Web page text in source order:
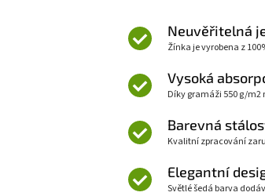
Neuvěřitelná
Žínka je vyrobena z
Vysoká
Díky gramáži 550 g/m2
Barevná
Kvalitní zpracování
Elegantní
Světlé šedá barva